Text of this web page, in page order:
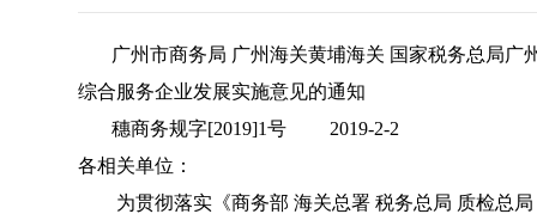
广州市商务局 广州海关黄埔海关 国家税务总局
综合服务企业发展实施意见的通知
穗商务规字[2019]1号 2019-2-2
各相关单位：
为贯彻落实《商务部 海关总署 税务总局 质检总局